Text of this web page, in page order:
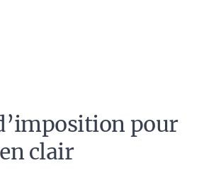
pour
clair